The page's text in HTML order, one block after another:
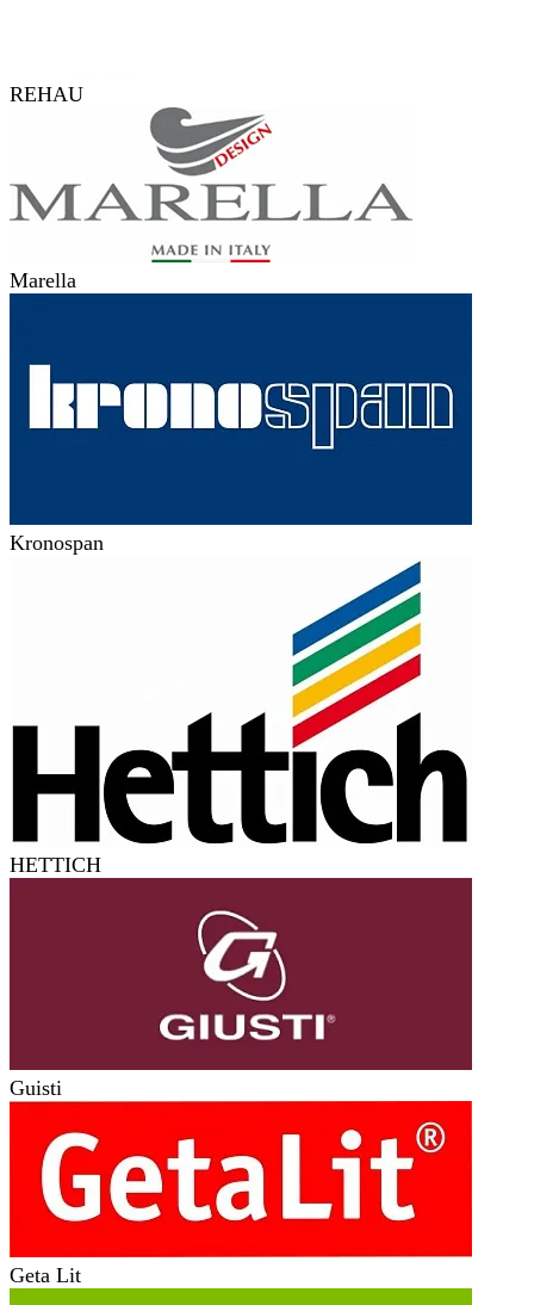
REHAU
Marella
Kronospan
HETTICH
Guisti
Geta Lit